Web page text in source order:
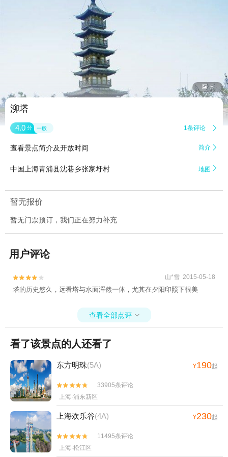
 5
泖塔
4.0 分 一般 1条评论 
查看景点简介及开放时间 简介 
中国上海青浦县沈巷乡张家圩村 地图 
暂无报价
暂无门票预订，我们正在努力补充
用户评论

 山*雪 2015-05-18
塔的历史悠久，远看塔与水面浑然一体，尤其在夕阳印照下很美
查看全部点评 
看了该景点的人还看了
东方明珠(5A) ¥190起


33905条评论
上海·浦东新区
上海欢乐谷(4A) ¥230起


11495条评论
上海·松江区